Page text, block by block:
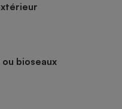
bioseaux